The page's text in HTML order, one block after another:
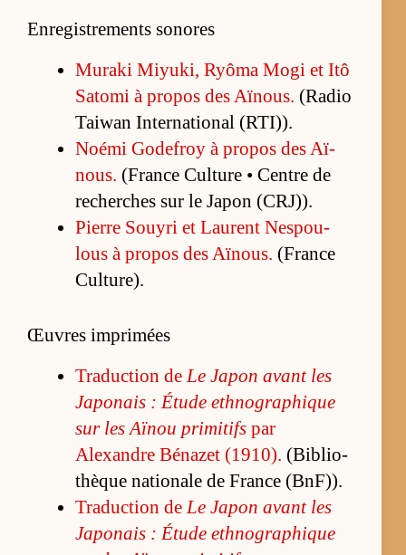
Enregistrements sonores
Mu­raki Miyu­ki, Ryôma Mogi et Itô
Sa­tomi à pro­pos des Aï­nous. (Ra­dio
Tai­wan In­ter­na­tio­nal (R­TI)).
Noémi Go­de­froy à pro­pos des Aï­
nous. (France Culture • Centre de
re­cherches sur le Ja­pon (CRJ)).
Pierre Souyri et Laurent Nes­pou­
lous à pro­pos des Aï­nous. (France
Cultu­re).
Œuvres imprimées
Tra­duc­tion deLe Ja­pon avant les
Ja­po­nais : Étude eth­no­gra­phique
sur les Aï­nou pri­mi­tifspar
Alexandre Bé­na­zet (1910). (Bi­blio­
thèque na­tio­nale de France (BnF)).
Tra­duc­tion deLe Ja­pon avant les
Ja­po­nais : Étude eth­no­gra­phique